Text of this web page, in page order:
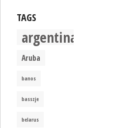
TAGS
argentina
Aruba
banos
basszje
belarus